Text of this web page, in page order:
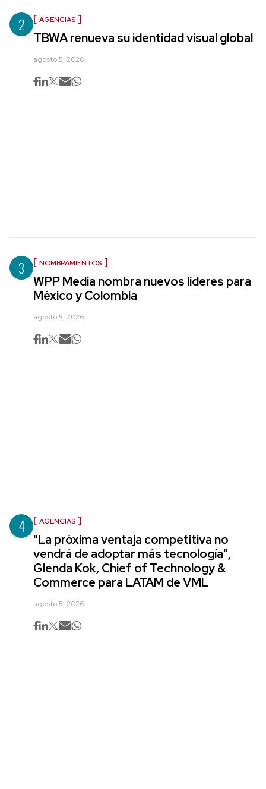
2 AGENCIAS
TBWA renueva su identidad visual global
agosto 5, 2026
3 NOMBRAMIENTOS
WPP Media nombra nuevos líderes para
México y Colombia
agosto 5, 2026
4 AGENCIAS
"La próxima ventaja competitiva no
vendrá de adoptar más tecnología",
Glenda Kok, Chief of Technology &
Commerce para LATAM de VML
agosto 5, 2026